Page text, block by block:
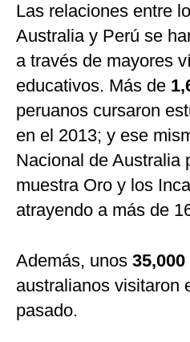
Las relaciones entre
Australia y Perú se
a través de mayores
educativos. Más de
peruanos cursaron
en el 2013; y ese
Nacional de Australia
muestra Oro y los
atrayendo a más de
Además, unos 35,000
australianos visitaron
pasado.